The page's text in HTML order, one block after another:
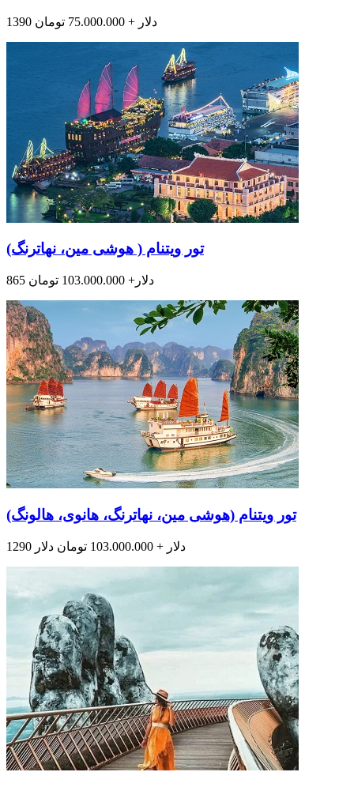
1390 دلار + 75.000.000 تومان
تور ویتنام ( هوشی مین، نهاترنگ)
865 دلار+ 103.000.000 تومان
تور ویتنام (هوشی مین، نهاترنگ، هانوی، هالونگ)
1290 دلار + 103.000.000 تومان دلار